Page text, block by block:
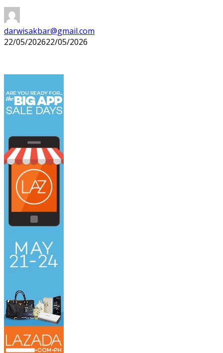
darwisakbar@gmail.com
22/05/202622/05/2026